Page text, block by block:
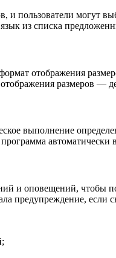
пользователи могут
из списка
отображения
размеров —
выполнение
программа
и оповещений, чтобы
предупреждение, если